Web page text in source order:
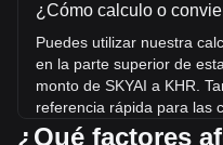
¿Cómo calculo o
Puedes utilizar nuestra
en la parte superior de
monto de SKYAI a KHR.
referencia rápida para las
ejemplo, 5 KHR equivalen
¿Qué factores